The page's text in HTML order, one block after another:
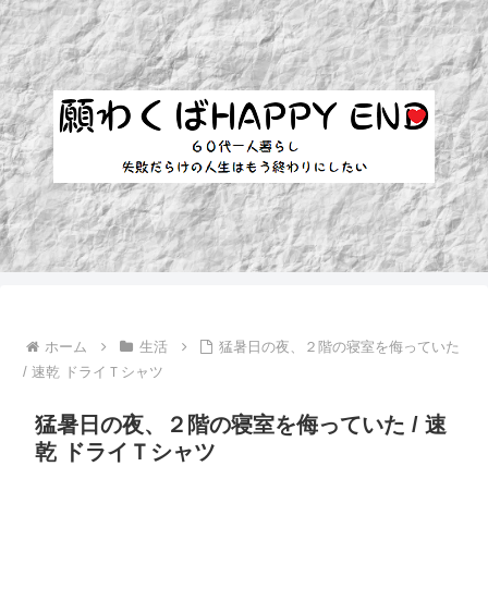
ホーム 生活
猛暑日の夜、２階の寝室を侮っていた
/ 速乾 ドライＴシャツ
猛暑日の夜、２階の寝室を侮っていた / 速
乾 ドライＴシャツ